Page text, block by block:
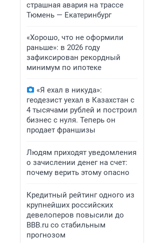
страшная авария на трассе
Тюмень — Екатеринбург
«Хорошо, что не оформили
раньше»: в 2026 году
зафиксирован рекордный
минимум по ипотеке
«Я ехал в никуда»:
геодезист уехал в Казахстан с
4 тысячами рублей и построил
бизнес с нуля. Теперь он
продает франшизы
Людям приходят уведомления
о зачислении денег на счет:
почему верить этому опасно
Кредитный рейтинг одного из
крупнейших российских
девелоперов повысили до
BBB.ru со стабильным
прогнозом